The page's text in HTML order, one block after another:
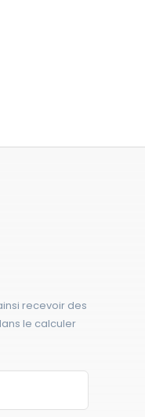
recevoir des
le calculer